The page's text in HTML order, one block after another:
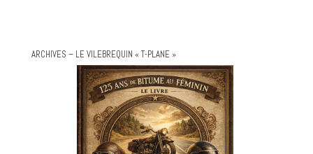
ARCHIVES – LE VILEBREQUIN « T-PLANE »